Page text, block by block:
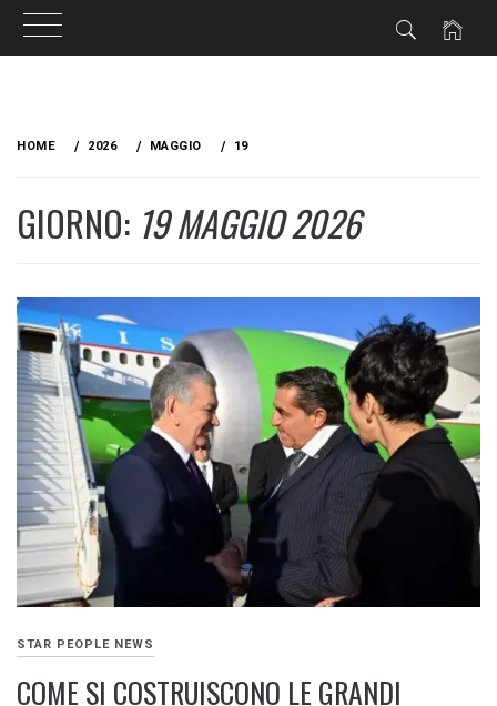
HOME 2026 MAGGIO 19
GIORNO: 19 MAGGIO 2026
STAR PEOPLE NEWS
COME SI COSTRUISCONO LE GRANDI